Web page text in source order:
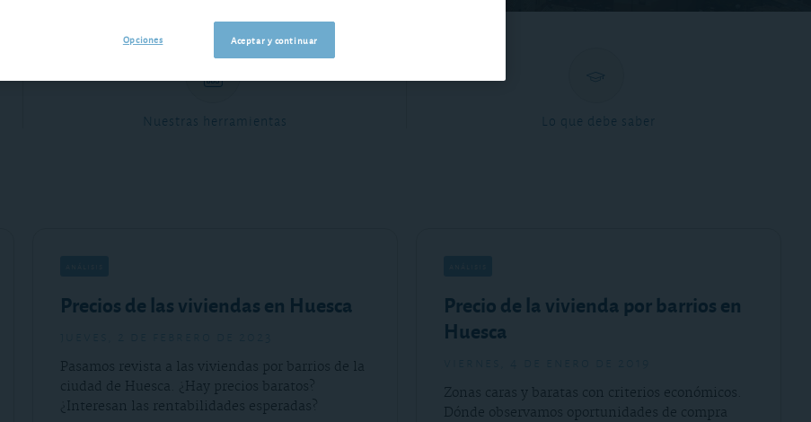
Nuestras herramientas Lo que debe saber
Precios de las viviendas en Huesca
Pasamos revista a las viviendas por barrios de la
ciudad de Huesca. ¿Hay precios baratos?
¿Interesan las rentabilidades esperadas?
Precio de la vivienda por barrios en
Huesca
Zonas caras y baratas con criterios económicos.
Dónde observamos oportunidades de compra
Aceptar y continuar
Opciones